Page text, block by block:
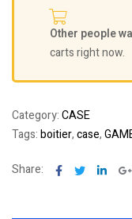
Other people
carts right now.
Category:CASE
Tags:boitier,case,
Share: Facebook
Twitter